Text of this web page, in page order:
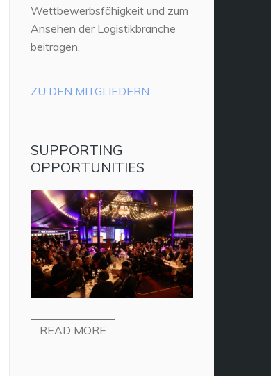
Wettbewerbsfähigkeit und zum
Ansehen der Logistikbranche
beitragen.
ZU DEN MITGLIEDERN
SUPPORTING
OPPORTUNITIES
READ MORE